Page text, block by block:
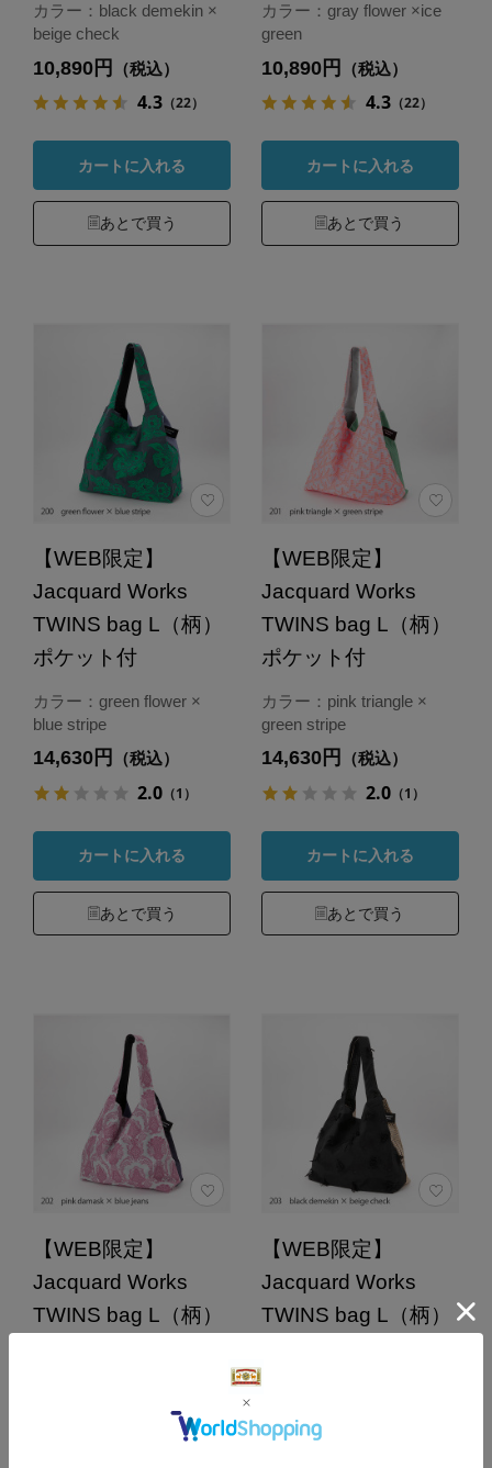
カラー：black demekin ×
beige check
10,890円 （税込）
4.3（22）
カートに入れる
あとで買う
カラー：gray flower ×ice
green
10,890円 （税込）
4.3（22）
カートに入れる
あとで買う
【WEB限定】
Jacquard Works
TWINS bag L（柄）
ポケット付
カラー：green flower ×
blue stripe
14,630円 （税込）
2.0（1）
カートに入れる
あとで買う
【WEB限定】
Jacquard Works
TWINS bag L（柄）
ポケット付
カラー：pink triangle ×
green stripe
14,630円 （税込）
2.0（1）
カートに入れる
あとで買う
【WEB限定】
Jacquard Works
TWINS bag L（柄）
【WEB限定】
Jacquard Works
TWINS bag L（柄）
カラー：black demekin ×
14,630円